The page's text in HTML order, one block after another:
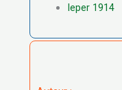
Ieper 1914